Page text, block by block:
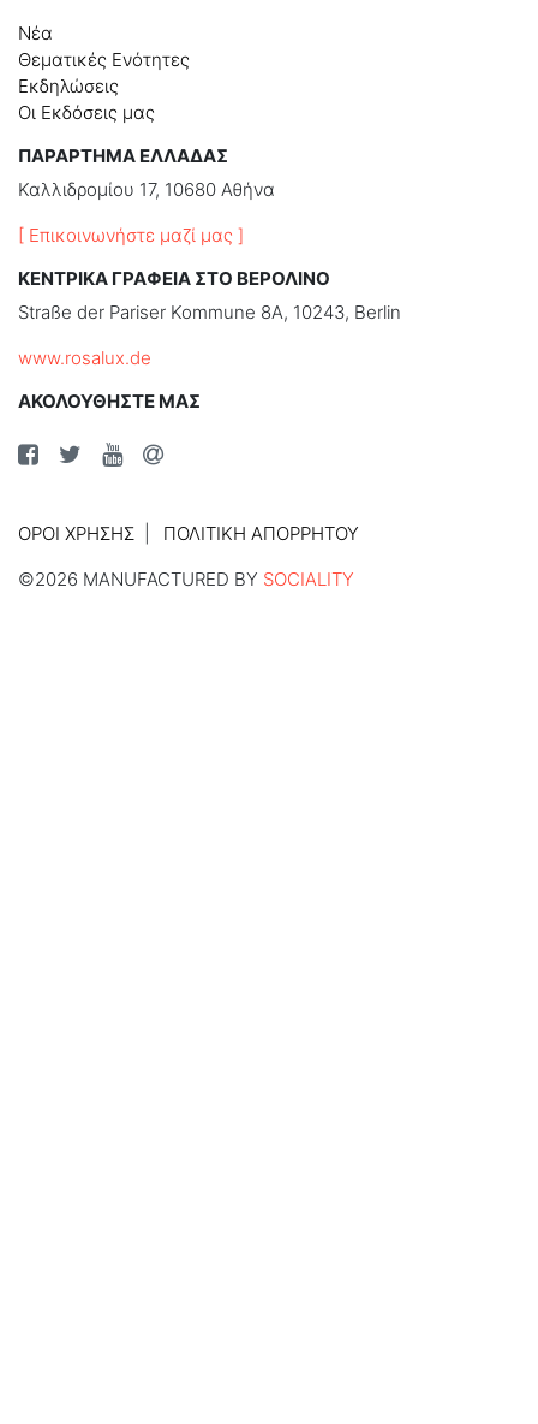
Νέα
Θεματικές Ενότητες
Εκδηλώσεις
Οι Εκδόσεις μας
ΠΑΡΑΡΤΗΜΑ ΕΛΛΑΔΑΣ
Καλλιδρομίου 17, 10680 Αθήνα
[ Επικοινωνήστε μαζί μας ]
ΚΕΝΤΡΙΚΑ ΓΡΑΦΕΙΑ ΣΤΟ ΒΕΡΟΛΙΝΟ
Straße der Pariser Kommune 8A, 10243, Berlin
www.rosalux.de
ΑΚΟΛΟΥΘΗΣΤΕ ΜΑΣ
ΌΡΟΙ ΧΡΉΣΗΣ
ΠΟΛΙΤΙΚΉ ΑΠΟΡΡΉΤΟΥ
©2026 MANUFACTURED BY SOCIALITY